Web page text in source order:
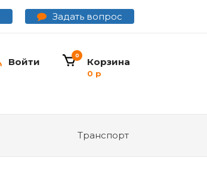
Задать вопрос
Войти Корзина
0
0 р
Транспорт